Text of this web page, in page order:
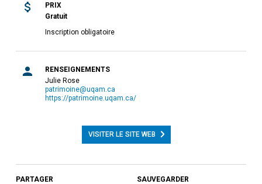
PRIX
Gratuit
Inscription obligatoire
RENSEIGNEMENTS
Julie Rose
patrimoine@uqam.ca
https://patrimoine.uqam.ca/
VISITER LE SITE WEB
PARTAGER SAUVEGARDER